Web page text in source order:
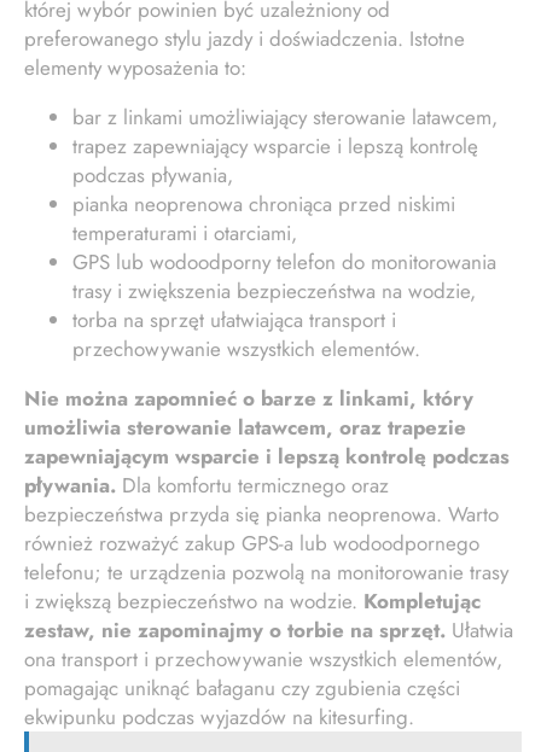
której wybór powinien być uzależniony od
preferowanego stylu jazdy i doświadczenia. Istotne
elementy wyposażenia to:
bar z linkami umożliwiający sterowanie latawcem,
trapez zapewniający wsparcie i lepszą kontrolę
podczas pływania,
pianka neoprenowa chroniąca przed niskimi
temperaturami i otarciami,
GPS lub wodoodporny telefon do monitorowania
trasy i zwiększenia bezpieczeństwa na wodzie,
torba na sprzęt ułatwiająca transport i
przechowywanie wszystkich elementów.
Nie można zapomnieć o barze z linkami, który
umożliwia sterowanie latawcem, oraz trapezie
zapewniającym wsparcie i lepszą kontrolę podczas
pływania. Dla komfortu termicznego oraz
bezpieczeństwa przyda się pianka neoprenowa. Warto
również rozważyć zakup GPS-a lub wodoodpornego
telefonu; te urządzenia pozwolą na monitorowanie trasy
i zwiększą bezpieczeństwo na wodzie. Kompletując
zestaw, nie zapominajmy o torbie na sprzęt. Ułatwia
ona transport i przechowywanie wszystkich elementów,
pomagając uniknąć bałaganu czy zgubienia części
ekwipunku podczas wyjazdów na kitesurfing.